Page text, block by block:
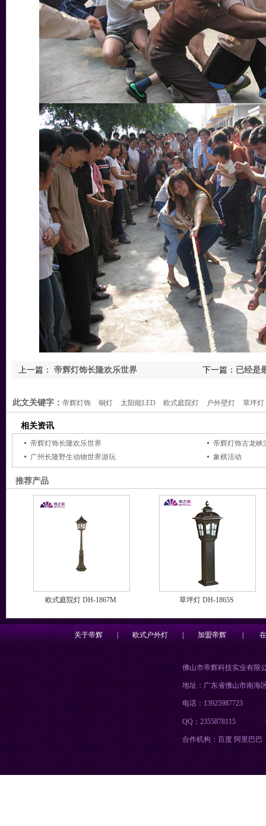
下一篇： 已经是
上一篇： 帝辉灯饰长隆欢乐世界
此文关键字： 帝辉灯饰 铜灯 太阳能LED 欧式庭院灯 户外壁灯 草坪灯
相关资讯
帝辉灯饰长隆欢乐世界
帝辉灯饰古龙峡
广州长隆野生动物世界游玩
象棋活动
推荐产品
欧式庭院灯 DH-1867M 草坪灯 DH-1865S
关于帝辉 | 欧式户外灯 | 加盟帝辉 |
佛山市帝辉科技实业有限
地址：广东省佛山市南海
电话：13925987723
QQ：2355878115
合作机构：百度 阿里巴巴